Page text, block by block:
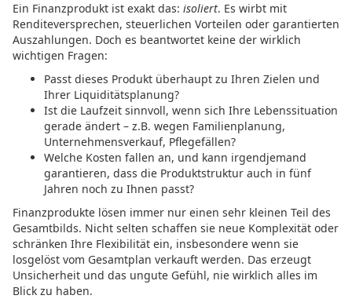
Ein Finanzprodukt ist exakt das: isoliert. Es wirbt mit
Renditeversprechen, steuerlichen Vorteilen oder garantierten
Auszahlungen. Doch es beantwortet keine der wirklich
wichtigen Fragen:
Passt dieses Produkt überhaupt zu Ihren Zielen und
Ihrer Liquiditätsplanung?
Ist die Laufzeit sinnvoll, wenn sich Ihre Lebenssituation
gerade ändert – z.B. wegen Familienplanung,
Unternehmensverkauf, Pflegefällen?
Welche Kosten fallen an, und kann irgendjemand
garantieren, dass die Produktstruktur auch in fünf
Jahren noch zu Ihnen passt?
Finanzprodukte lösen immer nur einen sehr kleinen Teil des
Gesamtbilds. Nicht selten schaffen sie neue Komplexität oder
schränken Ihre Flexibilität ein, insbesondere wenn sie
losgelöst vom Gesamtplan verkauft werden. Das erzeugt
Unsicherheit und das ungute Gefühl, nie wirklich alles im
Blick zu haben.